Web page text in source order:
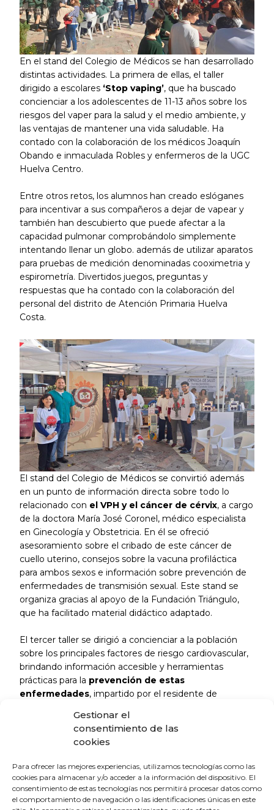
Gestionar el
consentimiento de las
cookies
Para ofrecer las mejores experiencias, utilizamos tecnologías como las
cookies para almacenar y/o acceder a la información del dispositivo. El
consentimiento de estas tecnologías nos permitirá procesar datos como
el comportamiento de navegación o las identificaciones únicas en este
En el stand del Colegio de Médicos se han desarrollado
distintas actividades. La primera de ellas, el taller
dirigido a escolares ‘Stop vaping’, que ha buscado
concienciar a los adolescentes de 11-13 años sobre los
riesgos del vaper para la salud y el medio ambiente, y
las ventajas de mantener una vida saludable. Ha
contado con la colaboración de los médicos Joaquín
Obando e inmaculada Robles y enfermeros de la UGC
Huelva Centro.
Entre otros retos, los alumnos han creado eslóganes
para incentivar a sus compañeros a dejar de vapear y
también han descubierto que puede afectar a la
capacidad pulmonar comprobándolo simplemente
intentando llenar un globo. además de utilizar aparatos
para pruebas de medición denominadas cooximetria y
espirometría. Divertidos juegos, preguntas y
respuestas que ha contado con la colaboración del
personal del distrito de Atención Primaria Huelva
Costa.
El stand del Colegio de Médicos se convirtió además
en un punto de información directa sobre todo lo
relacionado con el VPH y el cáncer de cérvix, a cargo
de la doctora María José Coronel, médico especialista
en Ginecología y Obstetricia. En él se ofreció
asesoramiento sobre el cribado de este cáncer de
cuello uterino, consejos sobre la vacuna profiláctica
para ambos sexos e información sobre prevención de
enfermedades de transmisión sexual. Este stand se
organiza gracias al apoyo de la Fundación Triángulo,
que ha facilitado material didáctico adaptado.
El tercer taller se dirigió a concienciar a la población
sobre los principales factores de riesgo cardiovascular,
brindando información accesible y herramientas
prácticas para la prevención de estas
enfermedades, impartido por el residente de
y adolescentes e incluso pequeños concursos sobre el
conocimiento de alimentos y actividades saludables.